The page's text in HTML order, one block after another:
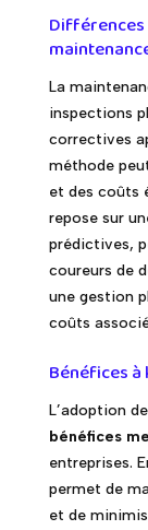
La
inspections
correctives
méthode
et des coûts
repose sur
prédictives,
coureurs de
une gestion
coûts
Bénéfices
L’adoption
bénéfices
entreprises.
permet de
et de